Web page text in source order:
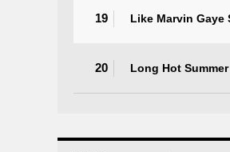
19 Like Marvin Gaye
20 Long Hot Summer